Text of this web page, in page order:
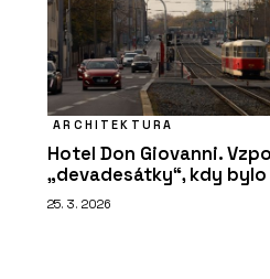
ARCHITEKTURA
Hotel Don Giovanni.
„devadesátky“, kdy
25. 3. 2026